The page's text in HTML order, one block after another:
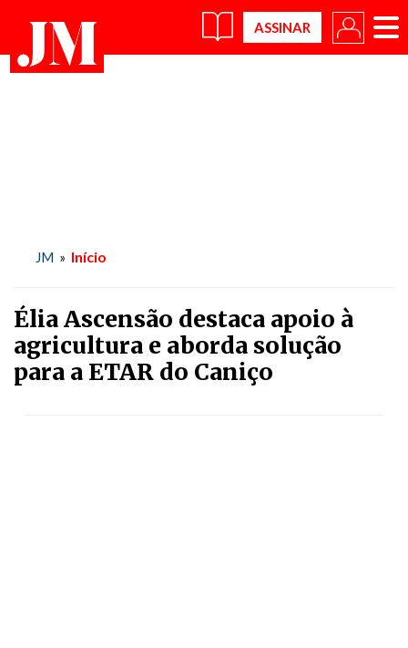
×
JM » Início
Élia Ascensão destaca apoio à
agricultura e aborda solução
para a ETAR do Caniço